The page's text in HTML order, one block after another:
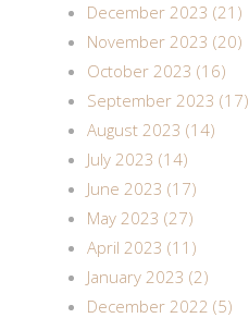
December 2023 (21)
November 2023 (20)
October 2023 (16)
September 2023 (17)
August 2023 (14)
July 2023 (14)
June 2023 (17)
May 2023 (27)
April 2023 (11)
January 2023 (2)
December 2022 (5)